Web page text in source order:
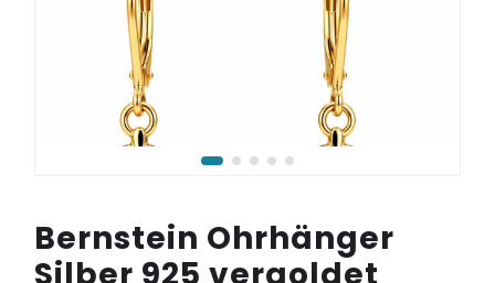
Bernstein Ohrhänger